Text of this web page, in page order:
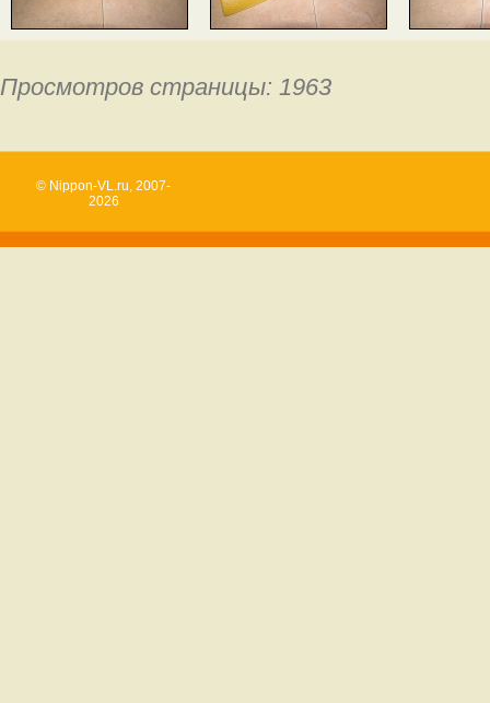
Просмотров страницы: 1963
© Nippon-VL.ru, 2007-
2026